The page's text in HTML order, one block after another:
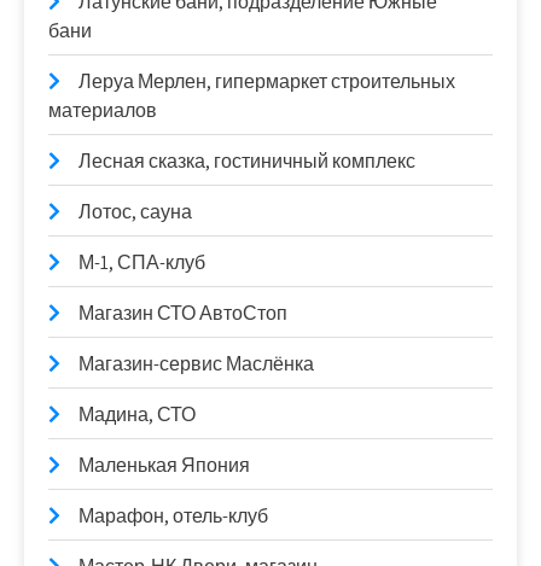
бани
Леруа Мерлен, гипермаркет строительных
материалов
Лесная сказка, гостиничный комплекс
Лотос, сауна
М-1, СПА-клуб
Магазин СТО АвтоСтоп
Магазин-сервис Маслёнка
Мадина, СТО
Маленькая Япония
Марафон, отель-клуб